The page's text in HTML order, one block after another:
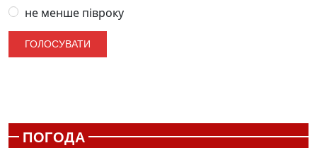
не менше півроку
ПОГОДА